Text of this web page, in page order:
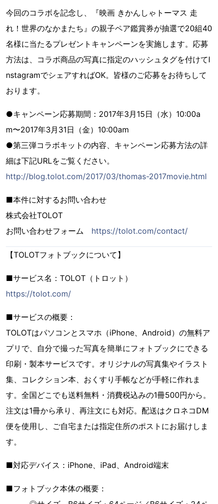
今回のコラボを記念し、『映画 きかんしゃトーマス 走
れ！世界のなかまたち』の親子ペア鑑賞券が抽選で20組40
名様に当たるプレゼントキャンペーンを実施します。応募
方法は、コラボ商品の写真に指定のハッシュタグを付けてI
nstagramでシェアすればOK。皆様のご応募をお待ちして
おります。
●キャンペーン応募期間：2017年3月15日（水）10:00a
m〜2017年3月31日（金）10:00am
●第三弾コラボキットの内容、キャンペーン応募方法の詳
細は下記URLをご覧ください。
http://blog.tolot.com/2017/03/thomas-2017movie.html
■本件に対するお問い合わせ
株式会社TOLOT
お問い合わせフォーム https://tolot.com/contact/
【TOLOTフォトブックについて】
■サービス名：TOLOT（トロット）
https://tolot.com/
■サービスの概要：
TOLOTはパソコンとスマホ（iPhone、Android）の無料ア
プリで、自分で撮った写真を簡単にフォトブックにできる
印刷・製本サービスです。オリジナルの写真集やイラスト
集、コレクション本、おくすり手帳などが手軽に作れま
す。全国どこでも送料無料・消費税込みの1冊500円から。
注文は1冊から承り、再注文にも対応。配送はクロネコDM
便を使用し、ご自宅または指定住所のポストにお届けしま
す。
■対応デバイス：iPhone、iPad、Android端末
■フォトブック本体の概要：